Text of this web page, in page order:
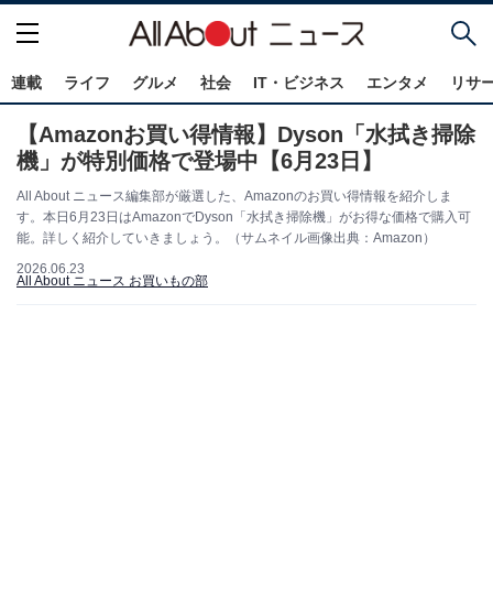
連載 ライフ グルメ 社会 IT・ビジネス エンタメ リサ
【Amazonお買い得情報】Dyson「水拭き掃除
機」が特別価格で登場中【6月23日】
All About ニュース編集部が厳選した、Amazonのお買い得情報を紹介しま
す。本日6月23日はAmazonでDyson「水拭き掃除機」がお得な価格で購入可
能。詳しく紹介していきましょう。（サムネイル画像出典：Amazon）
2026.06.23
All About ニュース お買いもの部